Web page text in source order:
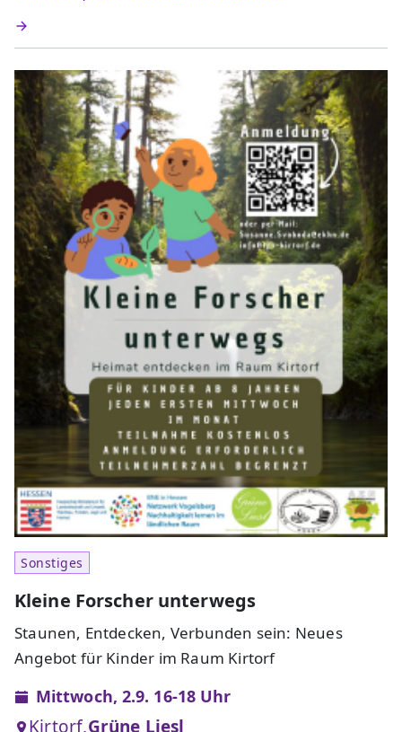
Sonstiges
Kleine Forscher unterwegs
Staunen, Entdecken, Verbunden sein: Neues
Angebot für Kinder im Raum Kirtorf
Mittwoch, 2.9. 16-18 Uhr
Kirtorf,Grüne Liesl